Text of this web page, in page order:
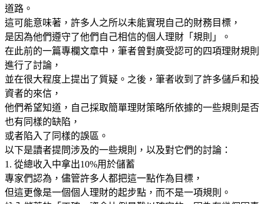
道路。
這可能意味著，許多人之所以未能實現自己的財務目標，
是因為他們遵守了他們自己相信的個人理財「規則」。
在此前的一篇專欄文章中，筆者曾對廣受認可的四項理財規則
進行了討論，
並在很大程度上提出了質疑。之後，筆者收到了許多儲戶和投
資者的來信，
他們希望知道，自己採取簡單理財策略所依據的一些規則是否
也有同樣的缺陷，
或者陷入了同樣的誤區。
以下是讀者提問涉及的一些規則，以及對它們的討論：
1. 從總收入中拿出10%用於儲蓄
專家們認為，儘管許多人都把這一點作為目標，
但這更像是一個個人理財的起步點，而不是一項規則。